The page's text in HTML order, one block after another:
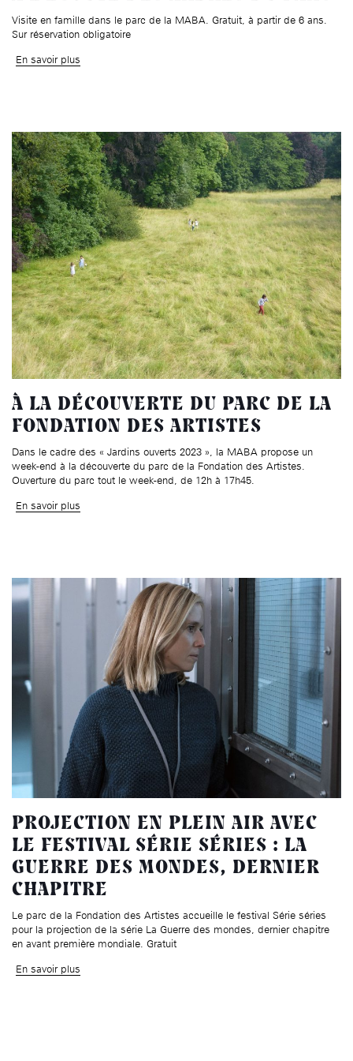
Visite en famille dans le parc de la MABA. Gratuit, à partir de 6 ans.
Sur réservation obligatoire
En savoir plus
À LA DÉCOUVERTE DU PARC DE LA
FONDATION DES ARTISTES
Dans le cadre des « Jardins ouverts 2023 », la MABA propose un
week-end à la découverte du parc de la Fondation des Artistes.
Ouverture du parc tout le week-end, de 12h à 17h45.
En savoir plus
PROJECTION EN PLEIN AIR AVEC
LE FESTIVAL SÉRIE SÉRIES : LA
GUERRE DES MONDES, DERNIER
CHAPITRE
Le parc de la Fondation des Artistes accueille le festival Série séries
pour la projection de la série La Guerre des mondes, dernier chapitre
en avant première mondiale. Gratuit
En savoir plus
âge, à la
des artistes(EHPAD) Accueil
Salomon de Rothschild
Jardin public de l’Hôtel
Salomon de Rothschild